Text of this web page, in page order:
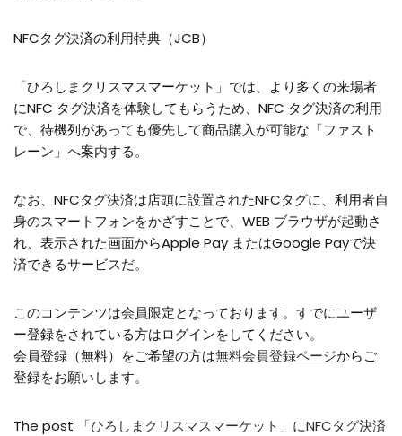
NFCタグ決済の利用特典（JCB）
「ひろしまクリスマスマーケット」では、より多くの来場者
にNFC タグ決済を体験してもらうため、NFC タグ決済の利用
で、待機列があっても優先して商品購入が可能な「ファスト
レーン」へ案内する。
なお、NFCタグ決済は店頭に設置されたNFCタグに、利用者自
身のスマートフォンをかざすことで、WEB ブラウザが起動さ
れ、表示された画面からApple Pay またはGoogle Payで決
済できるサービスだ。
このコンテンツは会員限定となっております。すでにユーザ
ー登録をされている方はログインをしてください。
会員登録（無料）をご希望の方は無料会員登録ページからご
登録をお願いします。
The post
「ひろしまクリスマスマーケット」にNFCタグ決済